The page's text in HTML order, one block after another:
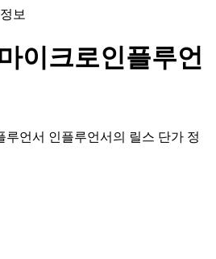
보
이크로인플루언
루언서 인플루언서의 릴스 단가 정